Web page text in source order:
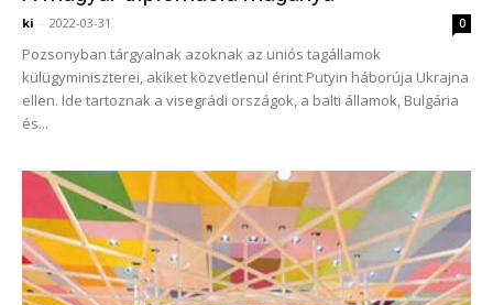
ki - 2022-03-31 0
Pozsonyban tárgyalnak azoknak az uniós tagállamok
külügyminiszterei, akiket közvetlenül érint Putyin háborúja Ukrajna
ellen. Ide tartoznak a visegrádi országok, a balti államok, Bulgária
és...